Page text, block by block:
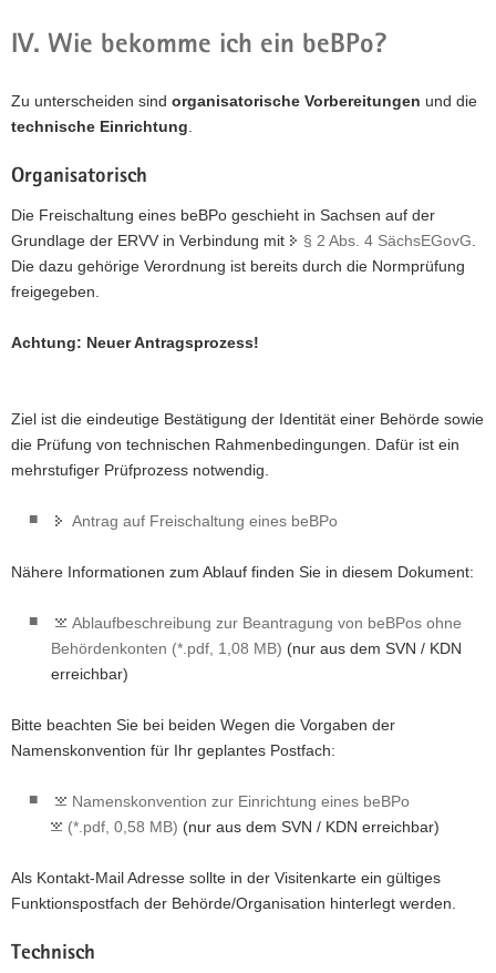
IV. Wie bekomme ich ein beBPo?
Zu unterscheiden sind organisatorische Vorbereitungen und die
technische Einrichtung
Organisatorisch
Die Freischaltung eines beBPo geschieht in Sachsen auf der
Grundlage der ERVV in Verbindung mit
§ 2 Abs. 4 SächsEGovG
Die dazu gehörige Verordnung ist bereits durch die Normprüfung
freigegeben.
Achtung: Neuer Antragsprozess!
Ziel ist die eindeutige Bestätigung der Identität einer Behörde sowie
die Prüfung von technischen Rahmenbedingungen. Dafür ist ein
mehrstufiger Prüfprozess notwendig.
Antrag auf Freischaltung eines beBPo
Nähere Informationen zum Ablauf finden Sie in diesem Dokument:
Ablaufbeschreibung zur Beantragung von beBPos ohne
Behördenkonten (*.pdf, 1,08 MB) (nur aus dem SVN / KDN
erreichbar)
Bitte beachten Sie bei beiden Wegen die Vorgaben der
Namenskonvention für Ihr geplantes Postfach:
Namenskonvention zur Einrichtung eines beBPo
(*.pdf, 0,58 MB) (nur aus dem SVN / KDN erreichbar)
Als Kontakt-Mail Adresse sollte in der Visitenkarte ein gültiges
Funktionspostfach der Behörde/Organisation hinterlegt werden.
Technisch